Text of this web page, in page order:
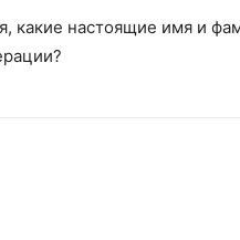
какие настоящие имя и